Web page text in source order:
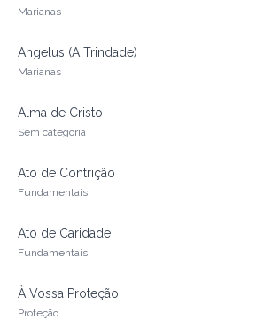
Marianas
Angelus (A Trindade)
Marianas
Alma de Cristo
Sem categoria
Ato de Contrição
Fundamentais
Ato de Caridade
Fundamentais
À Vossa Proteção
Proteção